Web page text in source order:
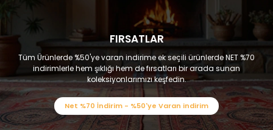
FIRSATLAR
Tüm Ürünlerde %50'ye varan indirime ek seçili ürünlerde NET %70
indirimlerle hem şıklığı hem de fırsatları bir arada sunan
koleksiyonlarımızı keşfedin.
Net %70 İndirim - %50'ye Varan indirim